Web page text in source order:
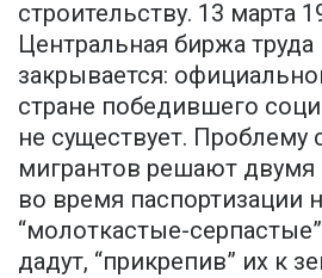
строительству. 13 марта
Центральная биржа
закрывается:
стране победившего
не существует. Проблему
мигрантов решают двумя
во время паспортизации
“молоткастые-
дадут, “прикрепив” их к